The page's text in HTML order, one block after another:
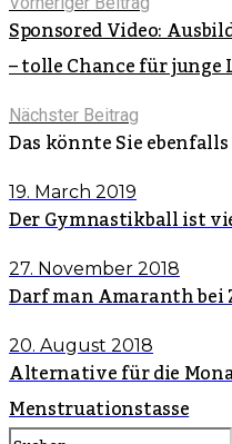
Sponsored Video:
– tolle Chance für junge
Nächster Beitrag
Das könnte Sie
19. March 2019
Der Gymnastikball ist
27. November 2018
Darf man Amaranth bei
20. August 2018
Alternative für die
Menstruationstasse